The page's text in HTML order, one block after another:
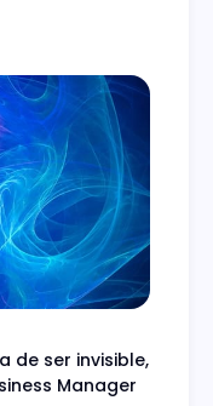
de ser invisible,
Manager